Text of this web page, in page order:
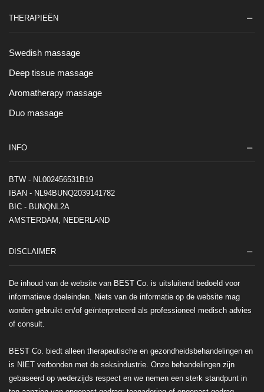
THERAPIEËN
Swedish massage
Deep tissue massage
Aromatherapy massage
Duo massage
INFO
BTW - NL002456531B19
IBAN - NL94BUNQ2039141782
BIC - BUNQNL2A
AMSTERDAM, NEDERLAND
DISCLAIMER
De inhoud van de website van BEST Co. is uitsluitend bedoeld voor
informatieve doeleinden. Niets van de informatie op de website mag
worden gebruikt en/of geïnterpreteerd als professioneel medisch advies
of consult.
BEST Co. biedt alleen therapeutische en gezondheidsbehandelingen en
is NIET verbonden met de seksindustrie. Onze behandelingen zijn
gebaseerd op wederzijds respect en we nemen een sterk standpunt in